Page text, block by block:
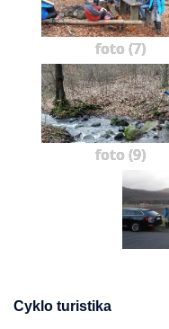
foto (7)
foto (9)
Cyklo turistika